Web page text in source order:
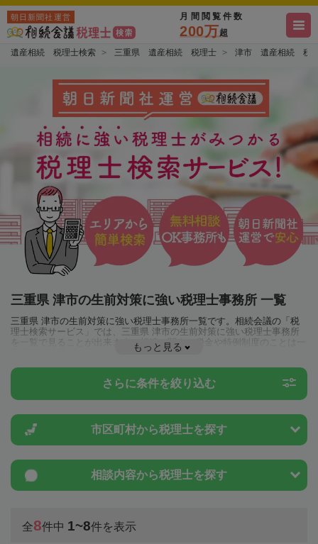
朝日新聞社運営 月間閲覧件数
200万超
遺産相続 税理士検索 三重県 遺産相続 税理士 津市 遺産相続 税
三重県 津市の生前対策に強い税理士事務所 一覧
三重県 津市の生前対策に強い税理士事務所一覧です。相続会議の「税
理士検索サービス」では、三重県 津市の生前対策に強い税理士事務所
を一覧で見ることが出来ます。相続に関する税金や特例制度のことは一
度近隣の税理士に相談してみましょう。
もっと見る
さらに条件を絞り込む
市区町村から税理士を探す
相談内容から税理士を探す
全8件中 1~8件を表示